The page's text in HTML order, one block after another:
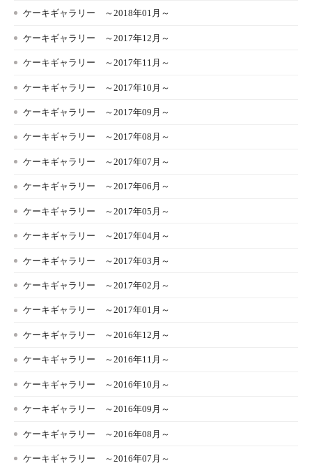
ケーキギャラリー ～2018年01月～
ケーキギャラリー ～2017年12月～
ケーキギャラリー ～2017年11月～
ケーキギャラリー ～2017年10月～
ケーキギャラリー ～2017年09月～
ケーキギャラリー ～2017年08月～
ケーキギャラリー ～2017年07月～
ケーキギャラリー ～2017年06月～
ケーキギャラリー ～2017年05月～
ケーキギャラリー ～2017年04月～
ケーキギャラリー ～2017年03月～
ケーキギャラリー ～2017年02月～
ケーキギャラリー ～2017年01月～
ケーキギャラリー ～2016年12月～
ケーキギャラリー ～2016年11月～
ケーキギャラリー ～2016年10月～
ケーキギャラリー ～2016年09月～
ケーキギャラリー ～2016年08月～
ケーキギャラリー ～2016年07月～